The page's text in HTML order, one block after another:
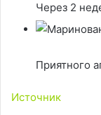
Через 2
Приятного
Источник